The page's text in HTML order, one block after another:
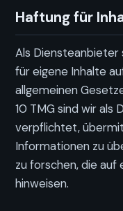
Haftung für
Als Diensteanbieter
für eigene Inhalte
allgemeinen
10 TMG sind wir als
verpflichtet,
Informationen zu
zu forschen, die auf
hinweisen.